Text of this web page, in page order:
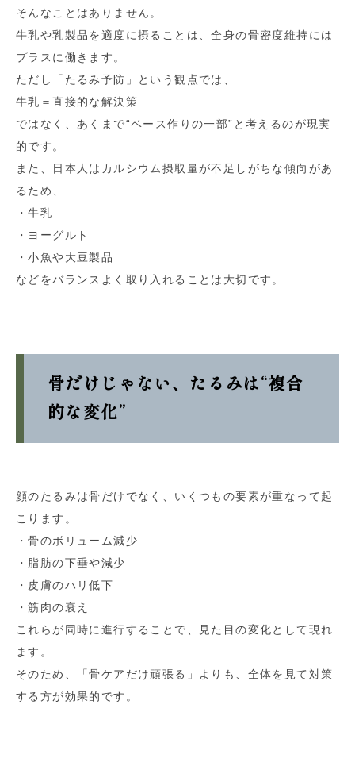
そんなことはありません。
牛乳や乳製品を適度に摂ることは、全身の骨密度維持には
プラスに働きます。
ただし「たるみ予防」という観点では、
牛乳＝直接的な解決策
ではなく、あくまで“ベース作りの一部”と考えるのが現実
的です。
また、日本人はカルシウム摂取量が不足しがちな傾向があ
るため、
・牛乳
・ヨーグルト
・小魚や大豆製品
などをバランスよく取り入れることは大切です。
骨だけじゃない、たるみは“複合
的な変化”
顔のたるみは骨だけでなく、いくつもの要素が重なって起
こります。
・骨のボリューム減少
・脂肪の下垂や減少
・皮膚のハリ低下
・筋肉の衰え
これらが同時に進行することで、見た目の変化として現れ
ます。
そのため、「骨ケアだけ頑張る」よりも、全体を見て対策
する方が効果的です。